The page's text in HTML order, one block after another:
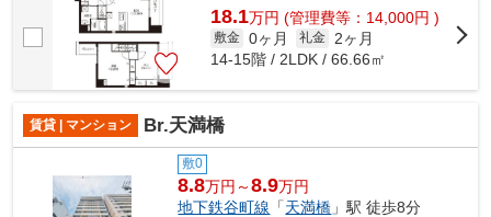
18.1万円 (管理費等：14,000円 )
敷金 0ヶ月 礼金
2ヶ月
14-15階 / 2LDK / 66.66㎡
賃貸 | マンション Br.天満橋
敷0
8.8万円～8.9万円
地下鉄谷町線 「天満橋 」駅 徒歩8分